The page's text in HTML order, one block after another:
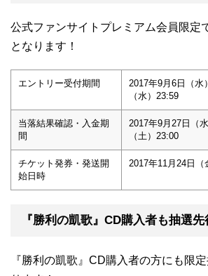
公式ファンサイトプレミアム会員限定
となります！
エントリー受付期間
2017年9月6日（水
（水）23:59
当落結果確認・入金期
間
2017年9月27日（
（土）23:00
チケット発券・発送開
始日時
2017年11月24日（
『勝利の凱歌』CD購入者も抽選
『勝利の凱歌』CD購入者の方にも限